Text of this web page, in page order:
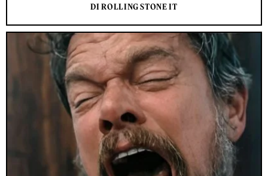
DI ROLLING STONE IT